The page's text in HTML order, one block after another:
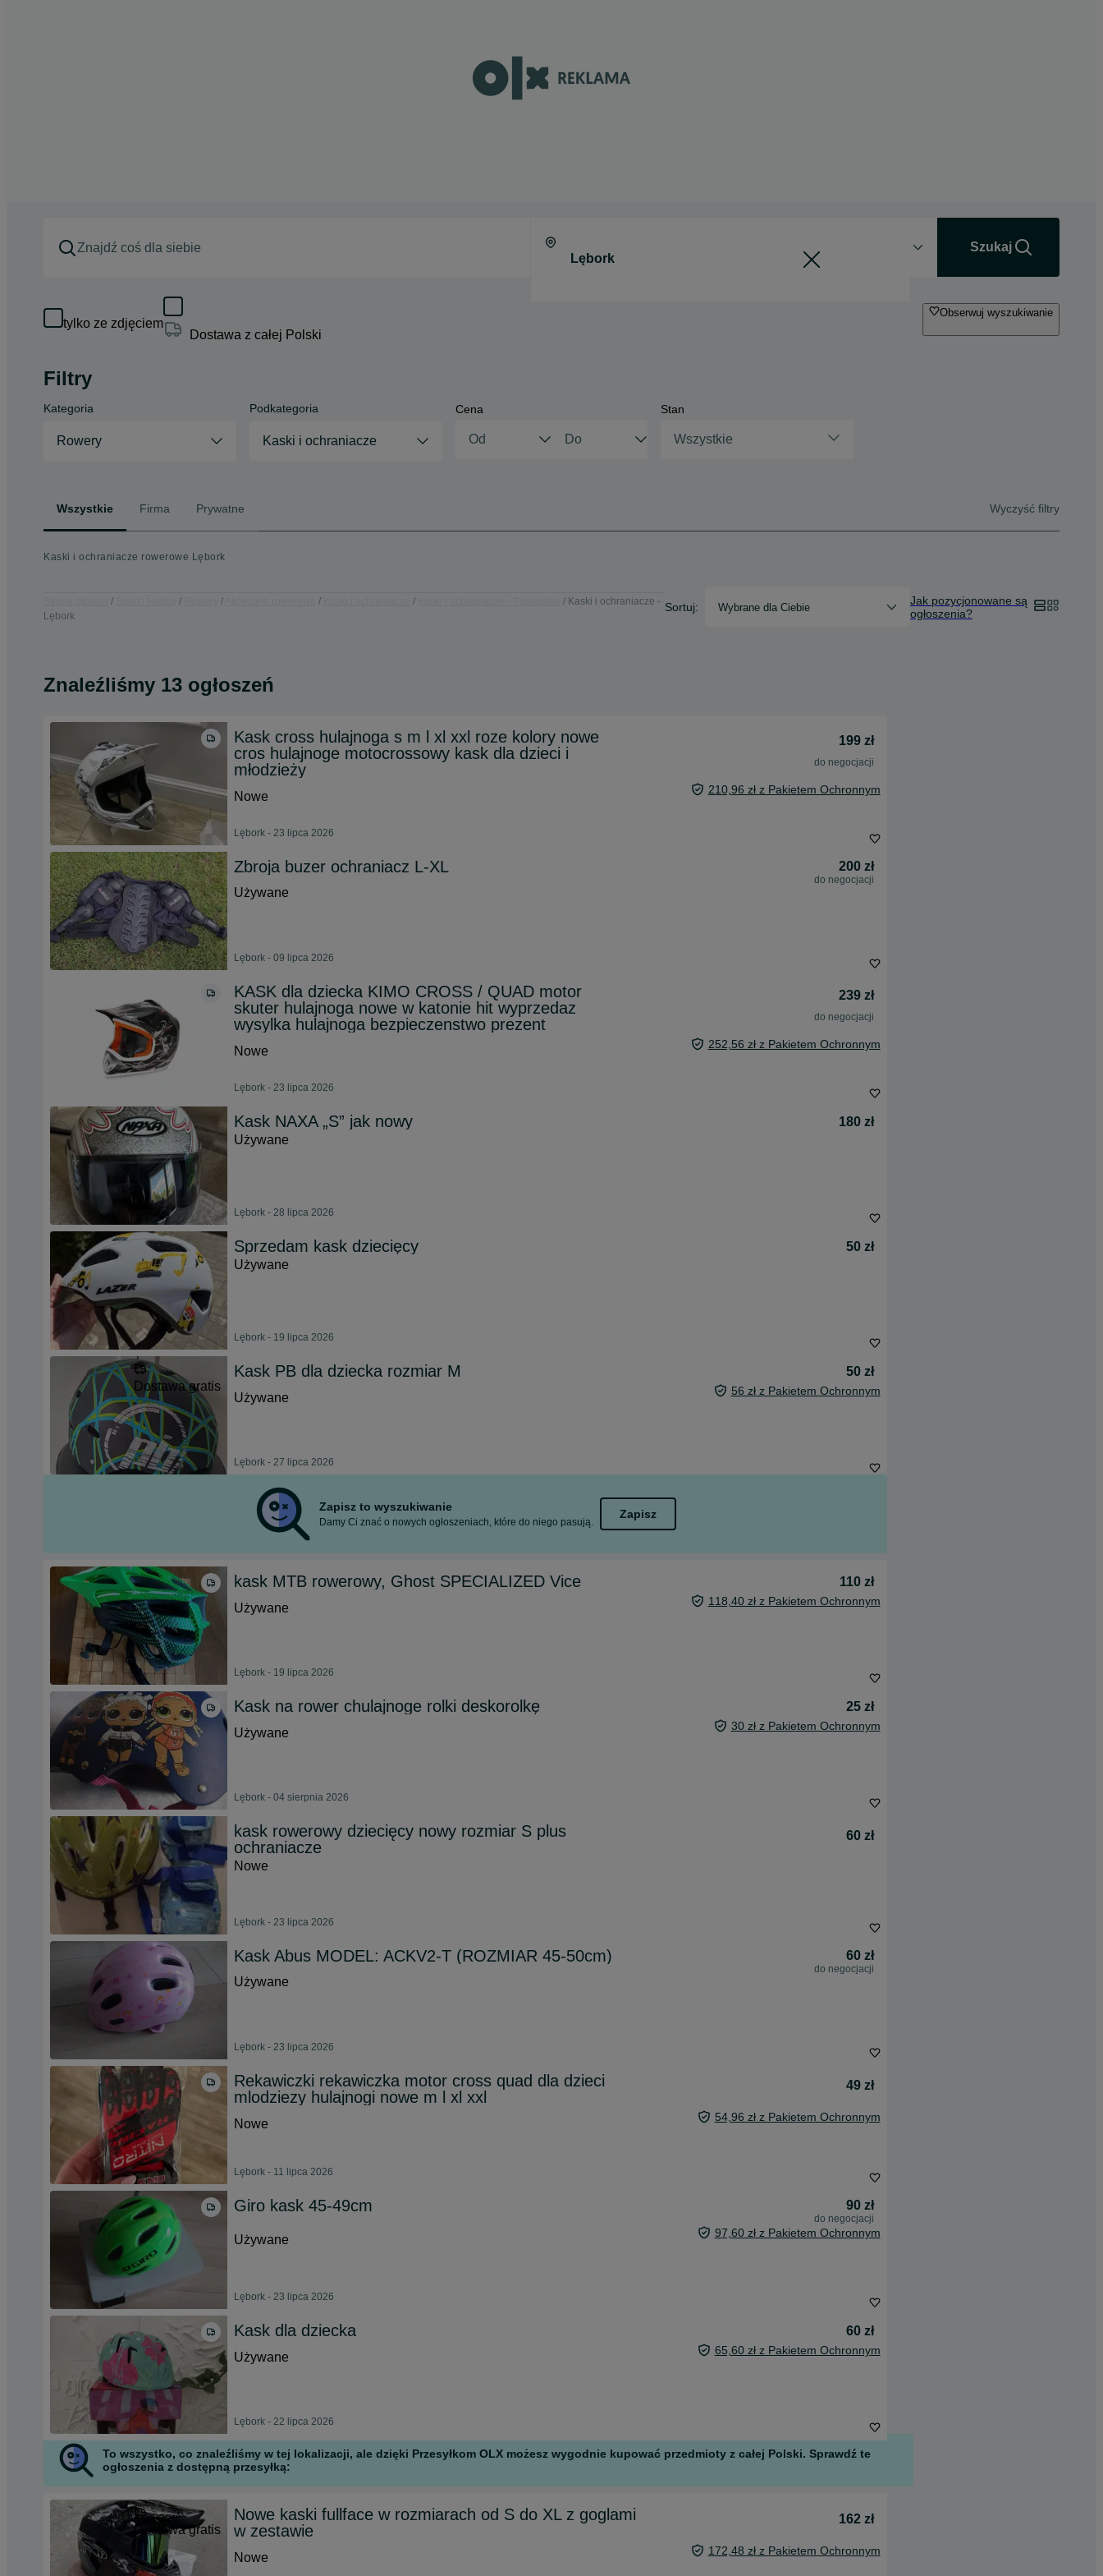
Szukaj
tylko ze zdjęciem
Dostawa z całej Polski
Obserwuj wyszukiwanie
Filtry
Kategoria
Rowery
Podkategoria
Kaski i ochraniacze
Cena Stan
Wszystkie
Wszystkie Firma Prywatne Wyczyść filtry
Kaski i ochraniacze rowerowe Lębork
Kaski i ochraniacze -
Lębork
Sortuj: Wybrane dla Ciebie
Jak pozycjonowane są
ogłoszenia?
Znaleźliśmy 13 ogłoszeń
Kask cross hulajnoga s m l xl xxl roze kolory nowe
cros hulajnoge motocrossowy kask dla dzieci i
młodzieży
199 zł
do negocjacji
Nowe 210,96 zł z Pakietem Ochronnym
Lębork - 23 lipca 2026
Zbroja buzer ochraniacz L-XL 200 zł
do negocjacji
Używane
Lębork - 09 lipca 2026
KASK dla dziecka KIMO CROSS / QUAD motor
skuter hulajnoga nowe w katonie hit wyprzedaz
wysylka hulajnoga bezpieczenstwo prezent
239 zł
do negocjacji
Nowe 252,56 zł z Pakietem Ochronnym
Lębork - 23 lipca 2026
Kask NAXA „S” jak nowy
180 zł
Używane
Lębork - 28 lipca 2026
Sprzedam kask dziecięcy
50 zł
Używane
Lębork - 19 lipca 2026
Dostawa gratis
Kask PB dla dziecka rozmiar M
50 zł
Używane
56 zł z Pakietem Ochronnym
Lębork - 27 lipca 2026
Zapisz to wyszukiwanie
Damy Ci znać o nowych ogłoszeniach, które do niego pasują.
Zapisz
kask MTB rowerowy, Ghost SPECIALIZED Vice
110 zł
Używane
118,40 zł z Pakietem Ochronnym
Lębork - 19 lipca 2026
Kask na rower chulajnoge rolki deskorolkę
25 zł
Używane
30 zł z Pakietem Ochronnym
Lębork - 04 sierpnia 2026
kask rowerowy dziecięcy nowy rozmiar S plus
ochraniacze
60 zł
Nowe
Lębork - 23 lipca 2026
Kask Abus MODEL: ACKV2-T (ROZMIAR 45-50cm) 60 zł
do negocjacji
Używane
Lębork - 23 lipca 2026
Rekawiczki rekawiczka motor cross quad dla dzieci
mlodziezy hulajnogi nowe m l xl xxl
49 zł
Nowe 54,96 zł z Pakietem Ochronnym
Lębork - 11 lipca 2026
Giro kask 45-49cm 90 zł
do negocjacji
Używane 97,60 zł z Pakietem Ochronnym
Lębork - 23 lipca 2026
Kask dla dziecka
60 zł
Używane
65,60 zł z Pakietem Ochronnym
Lębork - 22 lipca 2026
To wszystko, co znaleźliśmy w tej lokalizacji, ale dzięki Przesyłkom OLX możesz wygodnie kupować przedmioty z całej Polski. Sprawdź te
ogłoszenia z dostępną przesyłką:
Dostawa gratis
Nowe kaski fullface w rozmiarach od S do XL z goglami
w zestawie
162 zł
Nowe 172,48 zł z Pakietem Ochronnym